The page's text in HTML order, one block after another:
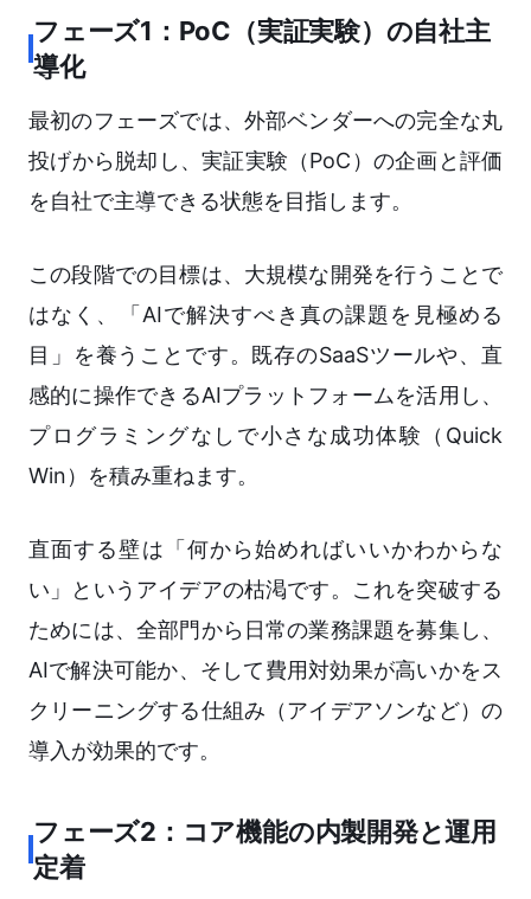
フェーズ1：PoC（実証実験）の自社主
導化
最初のフェーズでは、外部ベンダーへの完全な丸
投げから脱却し、実証実験（PoC）の企画と評価
を自社で主導できる状態を目指します。
この段階での目標は、大規模な開発を行うことで
はなく、「AIで解決すべき真の課題を見極める
目」を養うことです。既存のSaaSツールや、直
感的に操作できるAIプラットフォームを活用し、
プログラミングなしで小さな成功体験（Quick
Win）を積み重ねます。
直面する壁は「何から始めればいいかわからな
い」というアイデアの枯渇です。これを突破する
ためには、全部門から日常の業務課題を募集し、
AIで解決可能か、そして費用対効果が高いかをス
クリーニングする仕組み（アイデアソンなど）の
導入が効果的です。
フェーズ2：コア機能の内製開発と運用
定着